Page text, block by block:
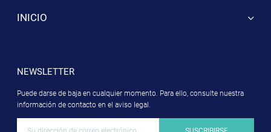
INICIO
NEWSLETTER
Puede darse de baja en cualquier momento. Para ello, consulte nuestra
información de contacto en el aviso legal.